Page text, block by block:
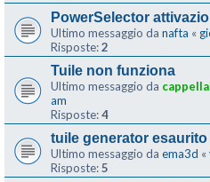
PowerSelector
Ultimo messaggio da nafta «
Risposte:2
Tuile non funziona
Ultimo messaggio da
am
Risposte:4
tuile generator esaurito
Ultimo messaggio da ema3d «
Risposte:5